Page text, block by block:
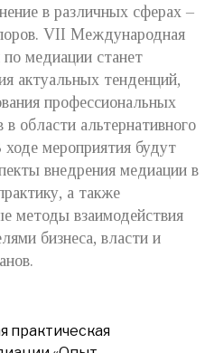
в различных сферах –
VII Международная
по медиации станет
актуальных тенденций,
профессиональных
в области альтернативного
мероприятия будут
внедрения медиации в
а также
методы взаимодействия
бизнеса, власти и